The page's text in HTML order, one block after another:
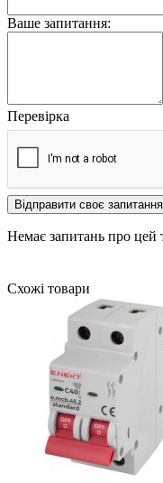
Ваше запитання:
Перевірка
Відправити своє запитання
Немає запитань про цей
Схожі товари